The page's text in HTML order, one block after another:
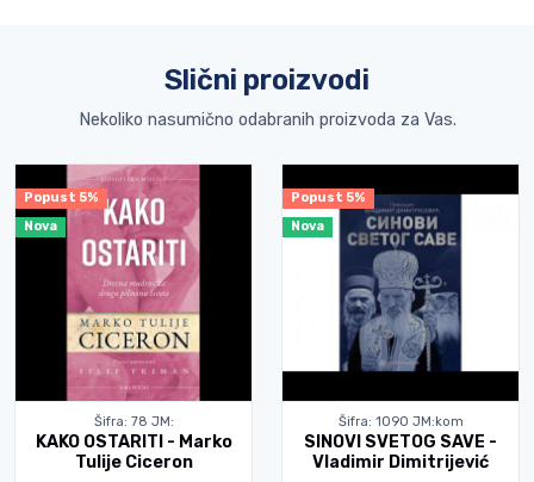
Slični proizvodi
Nekoliko nasumično odabranih proizvoda za Vas.
Popust 5%
Nova
Šifra: 78 JM:
KAKO OSTARITI - Marko
Tulije Ciceron
Popust 5%
Nova
Šifra: 1090 JM:kom
SINOVI SVETOG SAVE -
Vladimir Dimitrijević